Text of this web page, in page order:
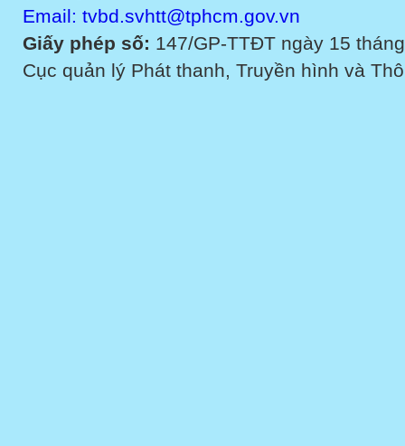
Email: tvbd.svhtt@tphcm.gov.vn
Giấy phép số: 147/GP-TTĐT ngày 15
Cục quản lý Phát thanh, Truyền hình và